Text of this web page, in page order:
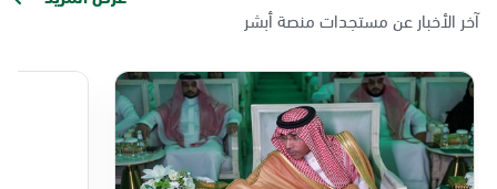
الأحد - الخميس (08:00-14:30)
الدمام, الدمام - بنده حي أحد
الأحد - الخميس (08:00-14:30)
آخر الأخبار عن مستجدات منصة أبشر